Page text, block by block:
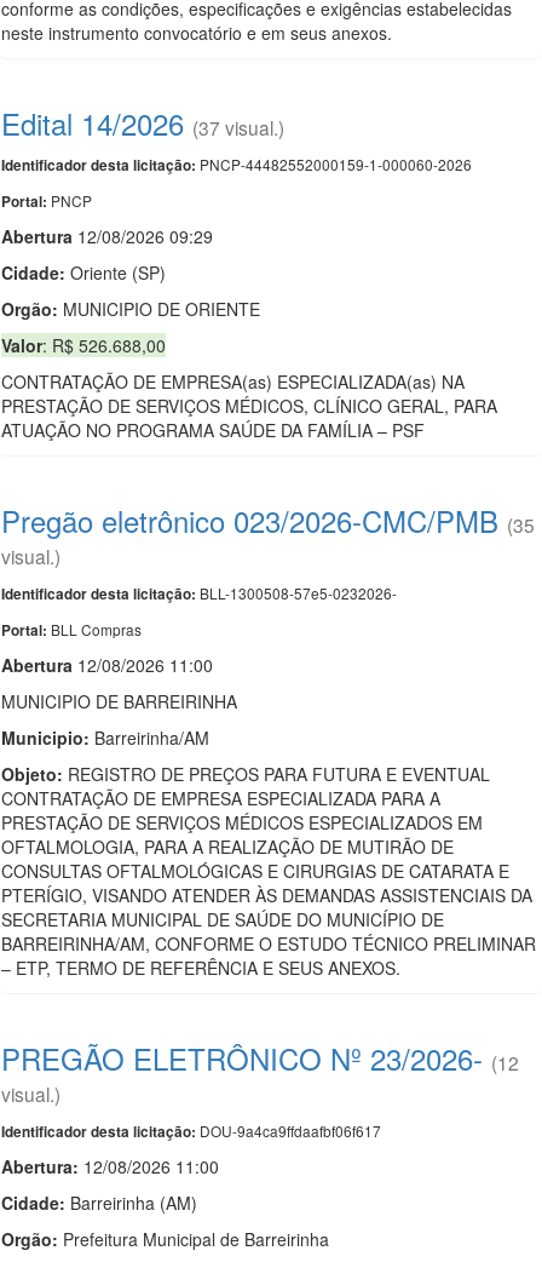
conforme as condições, especificações e exigências estabelecidas
neste instrumento convocatório e em seus anexos.
Edital 14/2026 (37 visual.)
Identificador desta licitação: PNCP-44482552000159-1-000060-2026
Portal: PNCP
Abertura 12/08/2026 09:29
Cidade: Oriente (SP)
Orgão: MUNICIPIO DE ORIENTE
Valor: R$ 526.688,00
CONTRATAÇÃO DE EMPRESA(as) ESPECIALIZADA(as) NA
PRESTAÇÃO DE SERVIÇOS MÉDICOS, CLÍNICO GERAL, PARA
ATUAÇÃO NO PROGRAMA SAÚDE DA FAMÍLIA – PSF
Pregão eletrônico 023/2026-CMC/PMB (35
visual.)
Identificador desta licitação: BLL-1300508-57e5-0232026-
Portal: BLL Compras
Abertura 12/08/2026 11:00
MUNICIPIO DE BARREIRINHA
Municipio: Barreirinha/AM
Objeto: REGISTRO DE PREÇOS PARA FUTURA E EVENTUAL
CONTRATAÇÃO DE EMPRESA ESPECIALIZADA PARA A
PRESTAÇÃO DE SERVIÇOS MÉDICOS ESPECIALIZADOS EM
OFTALMOLOGIA, PARA A REALIZAÇÃO DE MUTIRÃO DE
CONSULTAS OFTALMOLÓGICAS E CIRURGIAS DE CATARATA E
PTERÍGIO, VISANDO ATENDER ÀS DEMANDAS ASSISTENCIAIS DA
SECRETARIA MUNICIPAL DE SAÚDE DO MUNICÍPIO DE
BARREIRINHA/AM, CONFORME O ESTUDO TÉCNICO PRELIMINAR
– ETP, TERMO DE REFERÊNCIA E SEUS ANEXOS.
PREGÃO ELETRÔNICO Nº 23/2026- (12
visual.)
Identificador desta licitação: DOU-9a4ca9ffdaafbf06f617
Abertura: 12/08/2026 11:00
Cidade: Barreirinha (AM)
Orgão: Prefeitura Municipal de Barreirinha